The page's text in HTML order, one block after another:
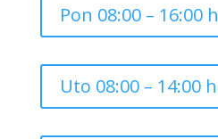
Pon 08:00 – 16:00 h
Uto 08:00 – 14:00 h